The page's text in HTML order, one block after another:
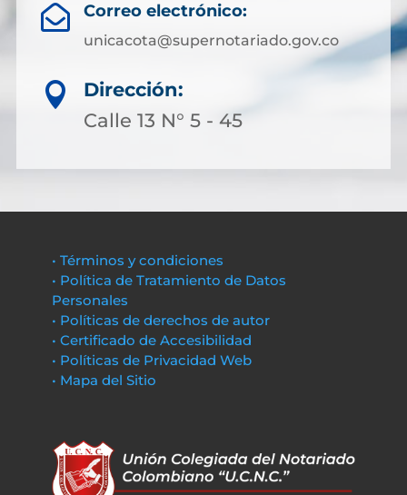
 Correo electrónico:
unicacota@supernotariado.gov.co

Dirección:
Calle 13 N° 5 - 45
• Términos y condiciones
• Política de Tratamiento de Datos
Personales
• Políticas de derechos de autor
• Certificado de Accesibilidad
• Políticas de Privacidad Web
• Mapa del Sitio